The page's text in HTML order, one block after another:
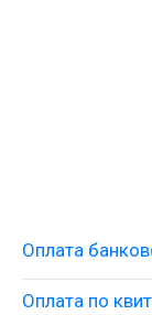
Оплата
Оплата по